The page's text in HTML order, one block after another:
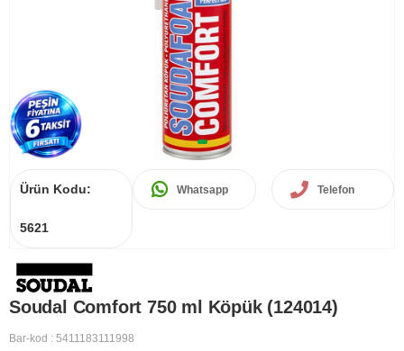
Ürün Kodu:
5621
Whatsapp Telefon
Soudal Comfort 750 ml Köpük (124014)
Bar-kod : 5411183111998